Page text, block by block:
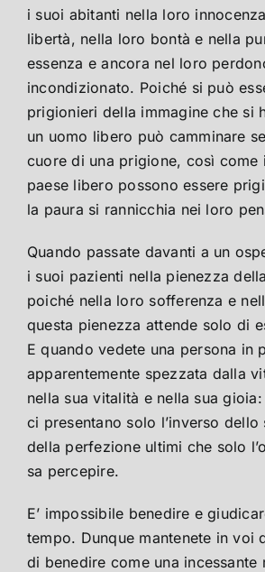
i suoi abitanti nella loro
libertà, nella loro bontà e nella
essenza e ancora nel loro
incondizionato. Poiché si può
prigionieri della immagine che si
un uomo libero può camminare
cuore di una prigione, così come
paese libero possono essere
la paura si rannicchia nei loro
Quando passate davanti a un
i suoi pazienti nella pienezza
poiché nella loro sofferenza e
questa pienezza attende solo di
E quando vedete una persona in
apparentemente spezzata dalla
nella sua vitalità e nella sua
ci presentano solo l’inverso dello
della perfezione ultimi che solo
sa percepire.
E’ impossibile benedire e
tempo. Dunque mantenete in voi
di benedire come una incessante